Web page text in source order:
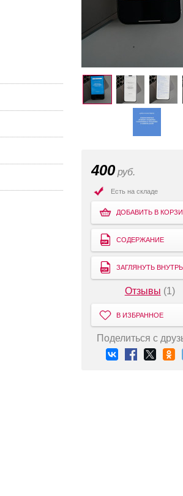
400 руб.
Есть на складе
ДОБАВИТЬ В
СОДЕРЖАНИЕ
ЗАГЛЯНУТЬ ВНУТРЬ
Отзывы (1)
В ИЗБРАННОЕ
Поделиться с